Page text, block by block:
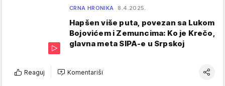
CRNA HRONIKA 8.4.2025.
Hapšen više puta, povezan sa Lukom
Bojovićem i Zemuncima: Ko je Krečo,
glavna meta SIPA-e u Srpskoj
Reaguj Komentariši